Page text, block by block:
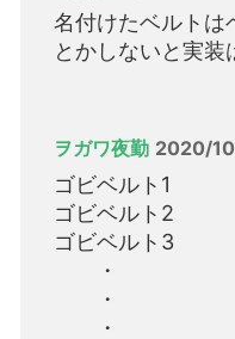
名付けたベルトは
とかしないと実装
ヲガワ夜勤 2020/
ゴビベルト1
ゴビベルト2
ゴビベルト3
・
・
・